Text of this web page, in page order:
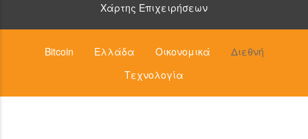
Χάρτης Επιχειρήσεων
Bitcoin Ελλάδα Οικονομικά
Διεθνή
Τεχνολογία